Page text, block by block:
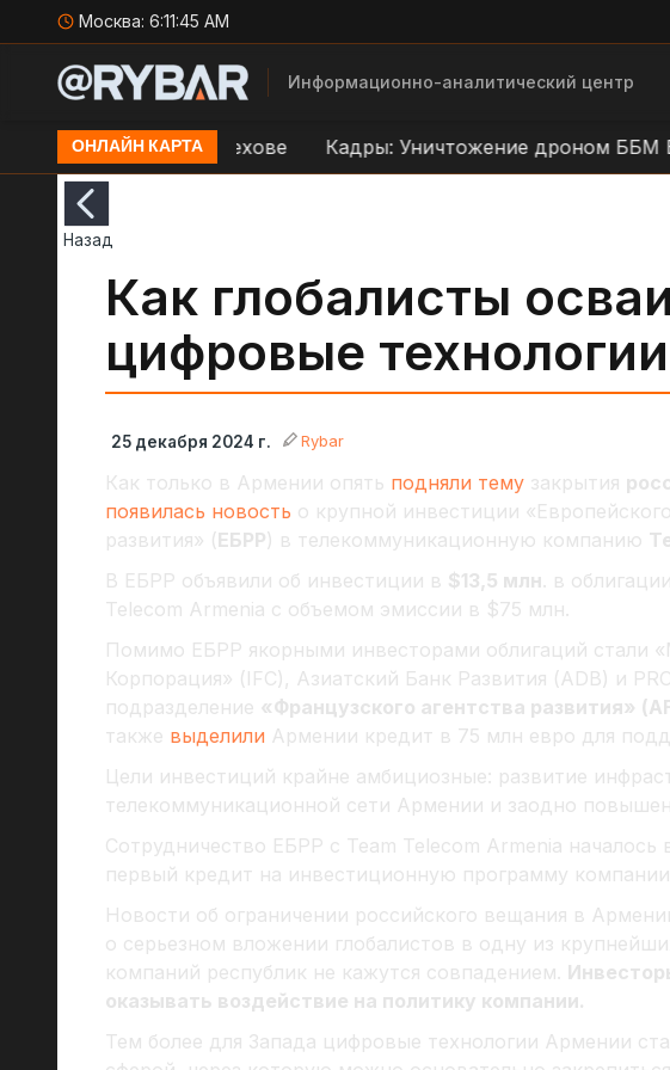
Москва: 6:11:46 AM
Информационно-аналитический центр
ОНЛАЙН КАРТА
ВСУ в Орехове Кадры: Уничтожение дроном ББМ
Назад
Как глобалисты
цифровые
25 декабря 2024 г. Rybar
Как только в Армении опять подняли тему закрытия
появилась новость о крупной инвестиции
развития» ( ЕБРР) в телекоммуникационную компанию
В ЕБРР объявили об инвестиции в $13,5 млн. в
Telecom Armenia с объемом эмиссии в $75 млн.
Помимо ЕБРР якорными инвесторами облигаций стали
Корпорация» (IFC), Азиатский Банк Развития (ADB) и
подразделение «Французского агентства развития»
также выделили Армении кредит в 75 млн евро для
Цели инвестиций крайне амбициозные: развитие
телекоммуникационной сети Армении и заодно
Сотрудничество ЕБРР с Team Telecom Armenia началось
первый кредит на инвестиционную программу
Новости об ограничении российского вещания в
о серьезном вложении глобалистов в одну из
компаний республик не кажутся совпадением.
оказывать воздействие на политику компании.
Тем более для Запада цифровые технологии Армении